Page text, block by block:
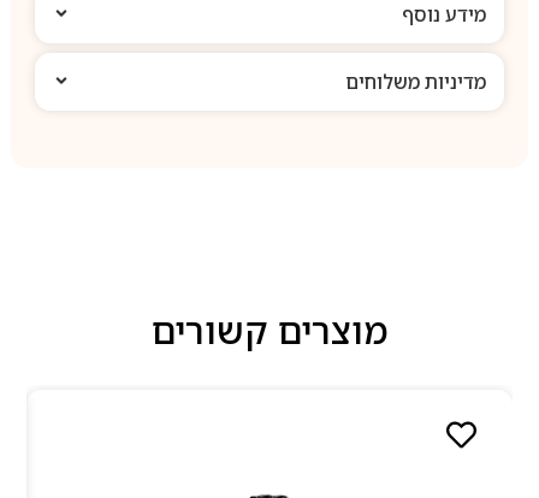
מידע נוסף
מדיניות משלוחים
מוצרים קשורים